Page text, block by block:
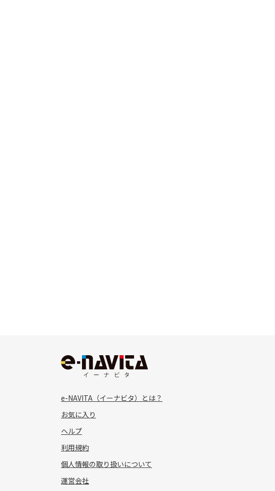
e-NAVITA（イーナビタ）とは？
お気に入り
ヘルプ
利用規約
個人情報の取り扱いについて
運営会社